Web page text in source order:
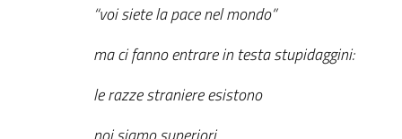
“voi siete la pace nel mondo”
ma ci fanno entrare in testa stupidaggini:
le razze straniere esistono